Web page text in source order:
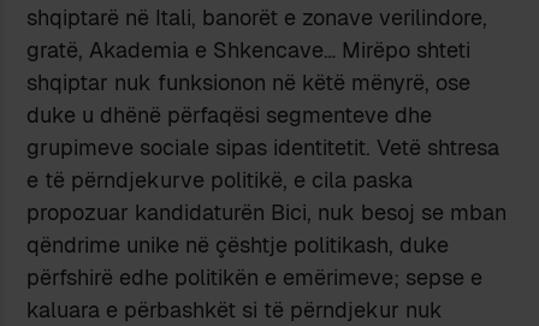
shqiptarë në Itali, banorët e zonave verilindore,
gratë, Akademia e Shkencave… Mirëpo shteti
shqiptar nuk funksionon në këtë mënyrë, ose
duke u dhënë përfaqësi segmenteve dhe
grupimeve sociale sipas identitetit. Vetë shtresa
e të përndjekurve politikë, e cila paska
propozuar kandidaturën Bici, nuk besoj se mban
qëndrime unike në çështje politikash, duke
përfshirë edhe politikën e emërimeve; sepse e
kaluara e përbashkët si të përndjekur nuk